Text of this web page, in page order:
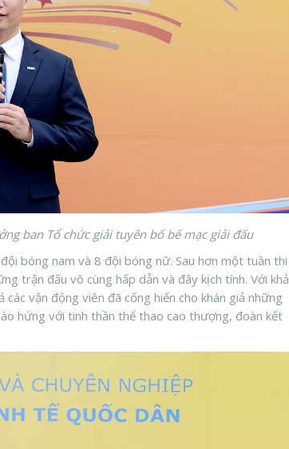
ban Tổ chức giảituyên bố bế mạc giải đấu
bóng nam và 8 đội bóng nữ. Sau hơn một tuần thi
trận đấu vô cùng hấp dẫn và đây kịch tính. Với khả
vận động viên đã cống hiến cho khán giả những
hứng với tinh thần thể thao cao thượng, đoàn kết